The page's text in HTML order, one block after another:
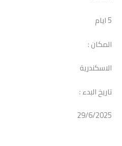
5 ايام
المكان :
الاسكندرية
تاريخ البدء :
29/6/2025